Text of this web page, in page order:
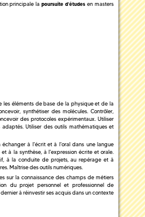
principale lapoursuite d'études en masters
les éléments de base de la physique et de la
synthétiser des molécules. Contrôler,
des protocoles expérimentaux. Utiliser
adaptés. Utiliser des outils mathématiques et
échanger à l'écrit et à l'oral dans une langue
à la synthèse, à l'expression écrite et orale.
à la conduite de projets, au repérage et à
Maîtrise des outils numériques.
sur la connaissance des champs de métiers
du projet personnel et professionnel de
à réinvestir ses acquis dans un contexte